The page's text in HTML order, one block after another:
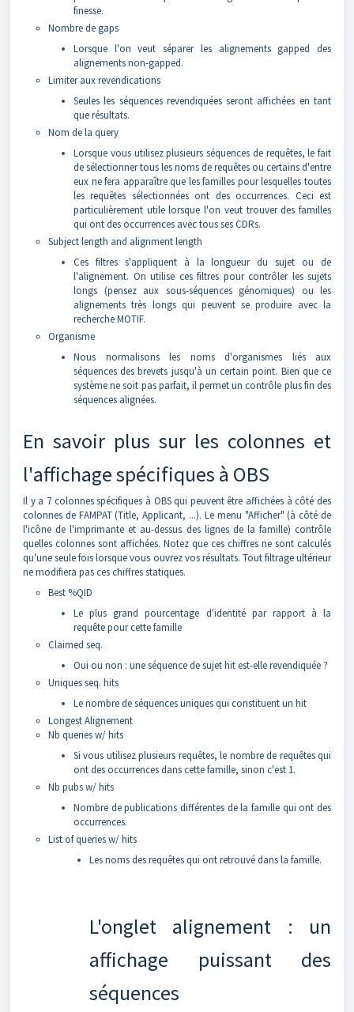
finesse.
Nombre de gaps
Lorsque l'on veut séparer les alignements gapped des
alignements non-gapped.
Limiter aux revendications
Seules les séquences revendiquées seront affichées en tant
que résultats.
Nom de la query
Lorsque vous utilisez plusieurs séquences de requêtes, le fait
de sélectionner tous les noms de requêtes ou certains d'entre
eux ne fera apparaître que les familles pour lesquelles toutes
les requêtes sélectionnées ont des occurrences. Ceci est
particulièrement utile lorsque l'on veut trouver des familles
qui ont des occurrences avec tous ses CDRs.
Subject length and alignment length
Ces filtres s'appliquent à la longueur du sujet ou de
l'alignement. On utilise ces filtres pour contrôler les sujets
longs (pensez aux sous-séquences génomiques) ou les
alignements très longs qui peuvent se produire avec la
recherche MOTIF.
Organisme
Nous normalisons les noms d'organismes liés aux
séquences des brevets jusqu'à un certain point. Bien que ce
système ne soit pas parfait, il permet un contrôle plus fin des
séquences alignées.
En savoir plus sur les colonnes et
l'affichage spécifiques à OBS
Il y a 7 colonnes spécifiques à OBS qui peuvent être affichées à côté des
colonnes de FAMPAT (Title, Applicant, ...). Le menu "Afficher" (à côté de
l'icône de l'imprimante et au-dessus des lignes de la famille) contrôle
quelles colonnes sont affichées. Notez que ces chiffres ne sont calculés
qu'une seule fois lorsque vous ouvrez vos résultats. Tout filtrage ultérieur
ne modifiera pas ces chiffres statiques.
Best %QID
Le plus grand pourcentage d'identité par rapport à la
requête pour cette famille
Claimed seq.
Oui ou non : une séquence de sujet hit est-elle revendiquée ?
Uniques seq. hits
Le nombre de séquences uniques qui constituent un hit
Longest Alignement
Nb queries w/ hits
Si vous utilisez plusieurs requêtes, le nombre de requêtes qui
ont des occurrences dans cette famille, sinon c'est 1.
Nb pubs w/ hits
Nombre de publications différentes de la famille qui ont des
occurrences.
List of queries w/ hits
Les noms des requêtes qui ont retrouvé dans la famille.
L'onglet alignement : un
affichage puissant des
séquences